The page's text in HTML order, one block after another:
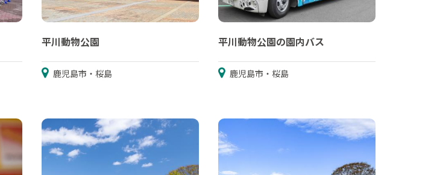
平川動物公園
鹿児島市・桜島
平川動物公園の園内バス
鹿児島市・桜島